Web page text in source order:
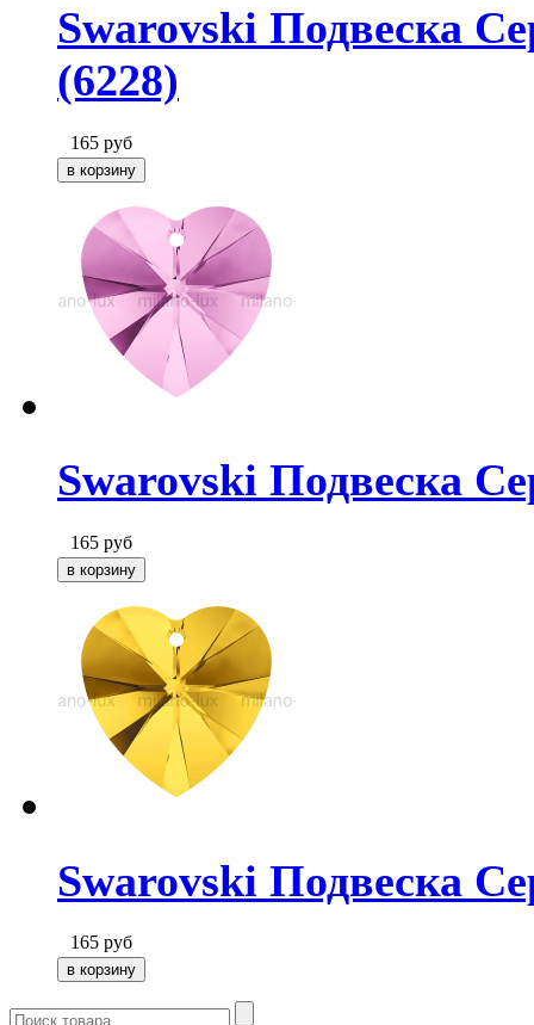
Swarovski Подвеска
(6228)
165 руб
Swarovski Подвеска
165 руб
Swarovski Подвеска
165 руб